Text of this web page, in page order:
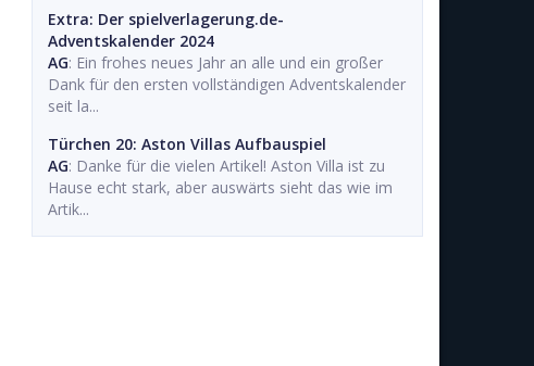
Extra: Der spielverlagerung.de-
Adventskalender 2024
AG: Ein frohes neues Jahr an alle und ein großer
Dank für den ersten vollständigen Adventskalender
seit la...
Türchen 20: Aston Villas Aufbauspiel
AG: Danke für die vielen Artikel! Aston Villa ist zu
Hause echt stark, aber auswärts sieht das wie im
Artik...